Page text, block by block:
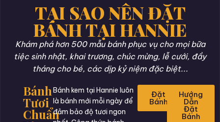
TẠI SAO NÊN ĐẶT
BÁNH TẠI HANNIE
Khám phá hơn 500 mẫu bánh phục vụ cho mọi bữa
tiệc sinh nhật, khai trương, chúc mừng, lễ cưới, đầy
tháng cho bé, các dịp kỷ niệm đặc biệt...
Bánh
Tươi
Chuẩn
Bánh kem tại Hannie luôn
là bánh mới mỗi ngày để
đảm bảo độ tươi ngon
Đặt
Bánh
Hướng
Dẫn
Đặt
Bánh